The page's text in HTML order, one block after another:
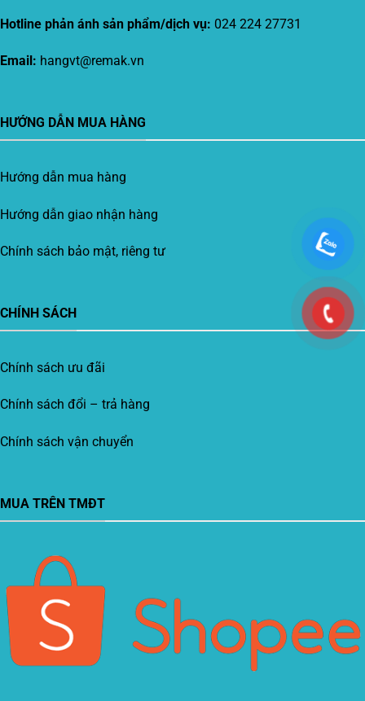
Hotline phản ánh sản phẩm/dịch vụ: 024 224 27731
Email: hangvt@remak.vn
HƯỚNG DẪN MUA HÀNG
Hướng dẫn mua hàng
Hướng dẫn giao nhận hàng
Chính sách bảo mật, riêng tư
CHÍNH SÁCH
Chính sách ưu đãi
Chính sách đổi – trả hàng
Chính sách vận chuyển
MUA TRÊN TMĐT